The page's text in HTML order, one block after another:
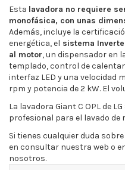
Esta lavadora no requiere
monofásica, con unas
Además, incluye la
energética, el sistema
al motor, un dispensador en
templado, control de
interfaz LED y una velocidad
rpm y potencia de 2 kW. El
La lavadora Giant C OPL de
profesional para el lavado de
Si tienes cualquier duda
en consultar nuestra web o
nosotros.